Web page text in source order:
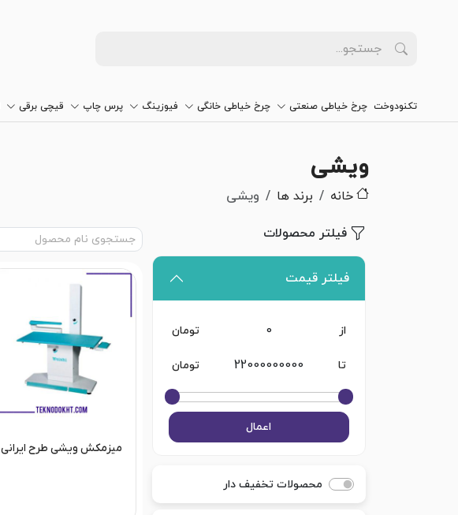
تکنودوخت چرخ خیاطی صنعتی چرخ خیاطی خانگی فیوزینگ پرس چاپ قیچی برقی
ویشی
خانه برند ها ویشی
فیلتر محصولات
فیلتر قیمت
از تومان
تا تومان
اعمال
محصولات تخفیف دار
میزمکش ویشی طرح ایرانی